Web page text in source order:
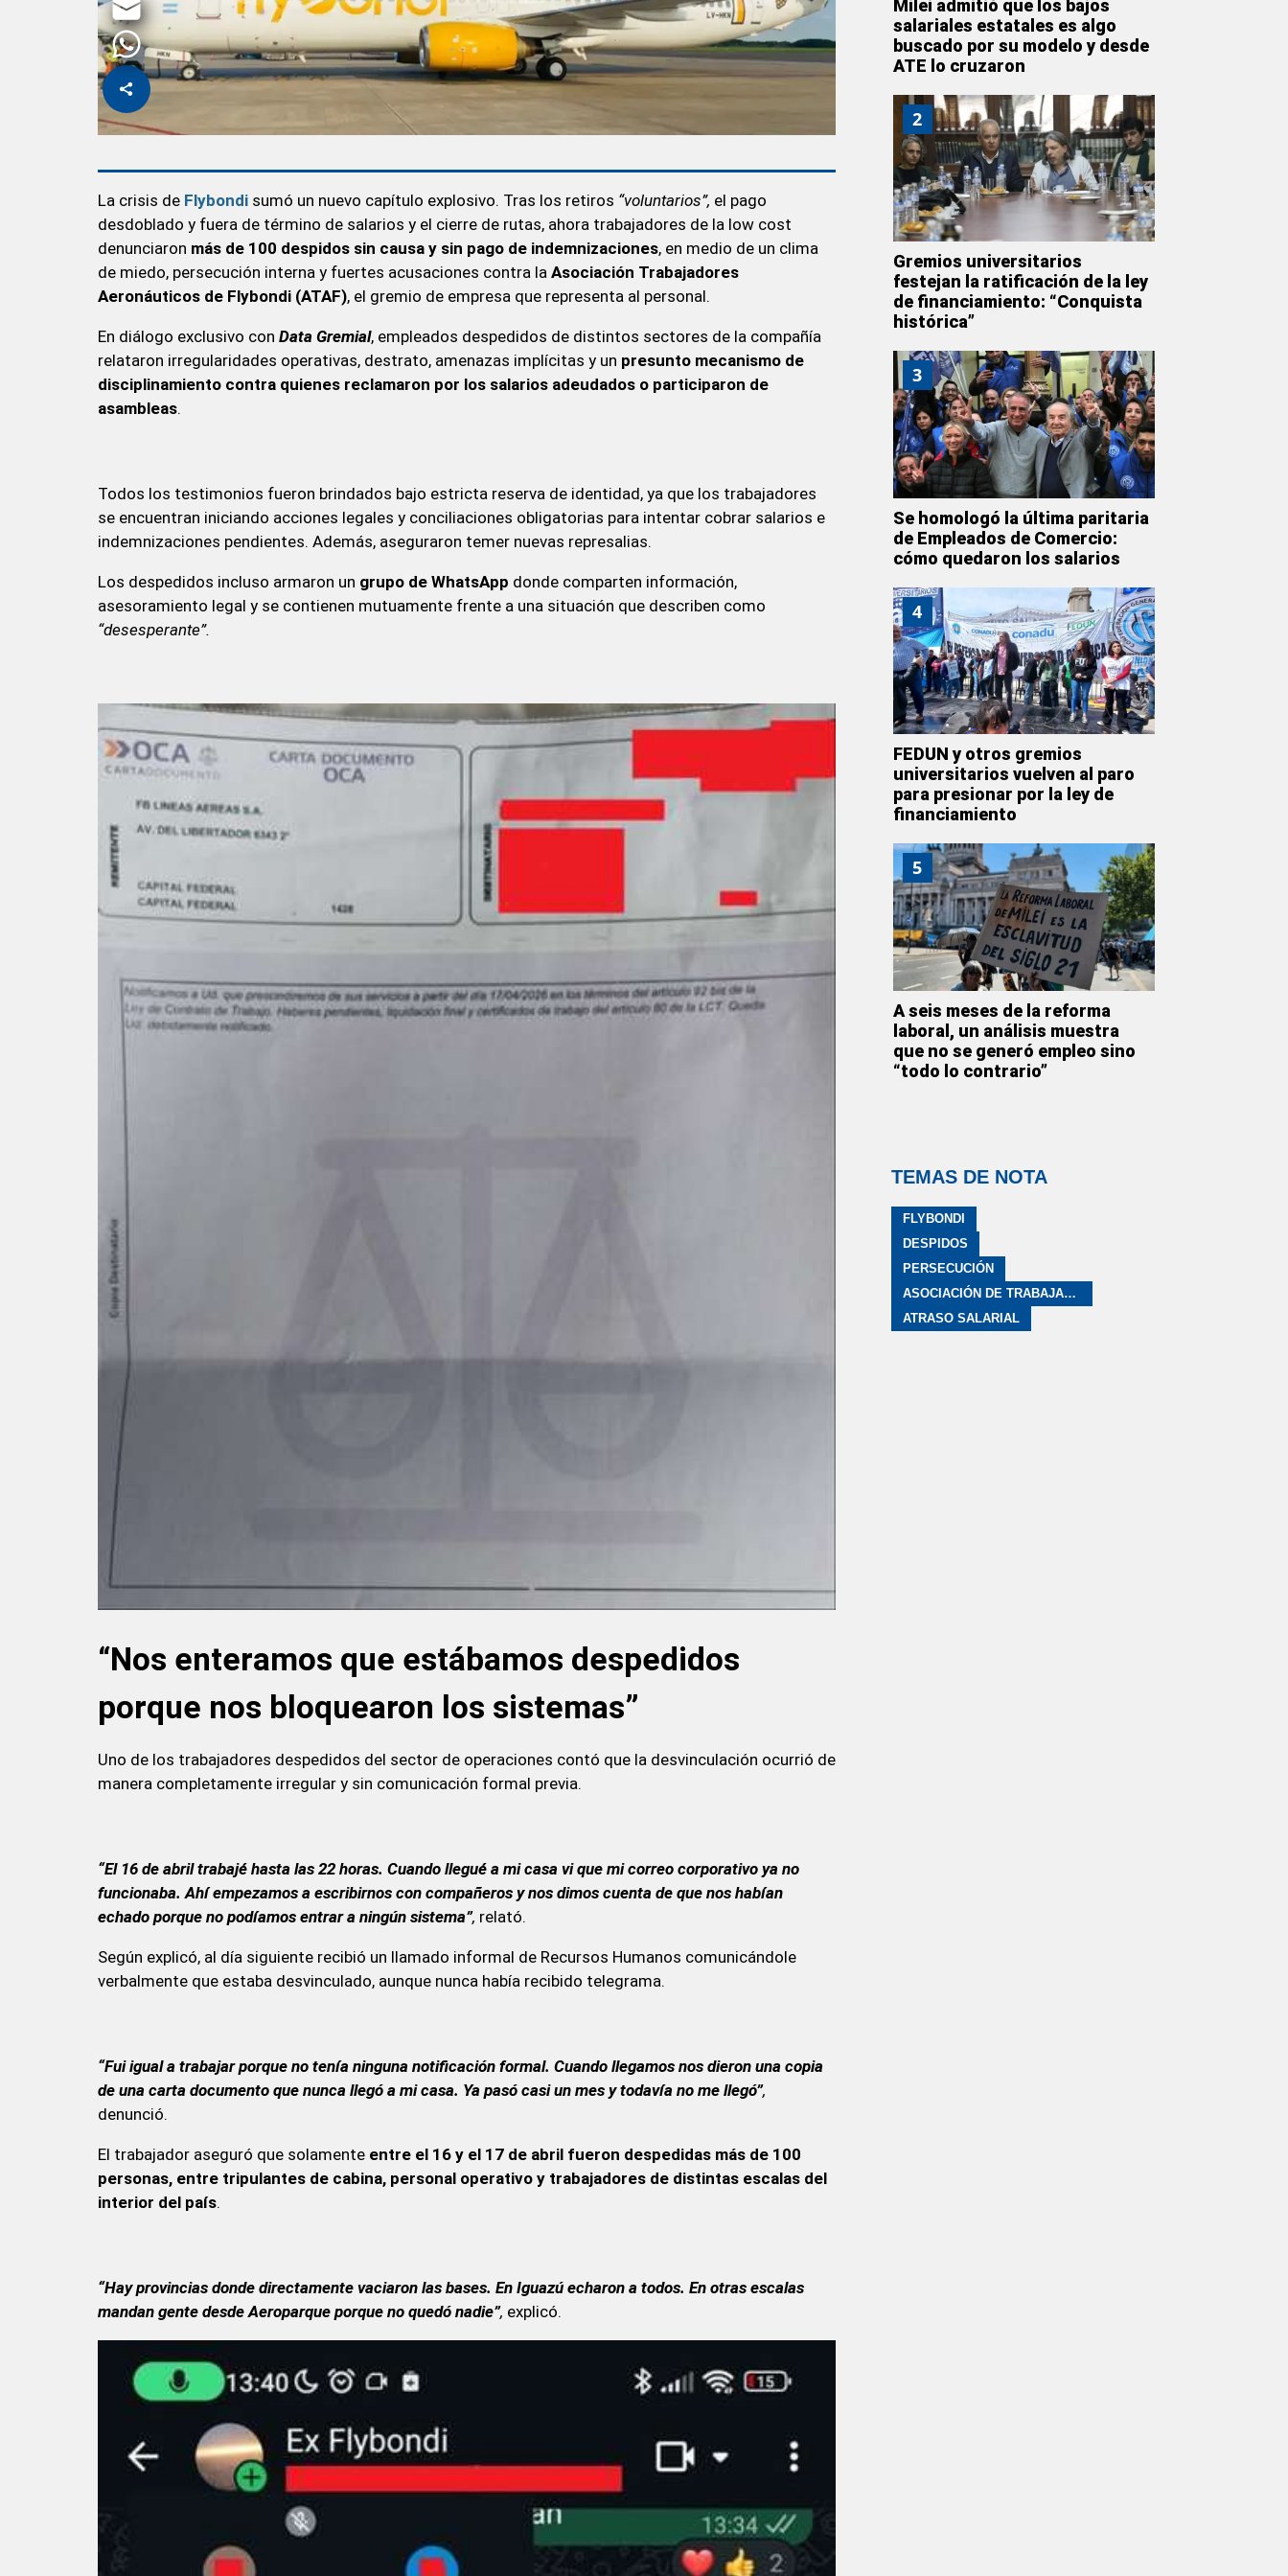
La crisis de Flybondi sumó un nuevo capítulo explosivo. Tras los retiros “voluntarios”, el pago
desdoblado y fuera de término de salarios y el cierre de rutas, ahora trabajadores de la low cost
denunciaron más de 100 despidos sin causa y sin pago de indemnizaciones, en medio de un clima
de miedo, persecución interna y fuertes acusaciones contra la Asociación Trabajadores
Aeronáuticos de Flybondi (ATAF), el gremio de empresa que representa al personal.
En diálogo exclusivo con Data Gremial, empleados despedidos de distintos sectores de la compañía
relataron irregularidades operativas, destrato, amenazas implícitas y un presunto mecanismo de
disciplinamiento contra quienes reclamaron por los salarios adeudados o participaron de
asambleas.
Todos los testimonios fueron brindados bajo estricta reserva de identidad, ya que los trabajadores
se encuentran iniciando acciones legales y conciliaciones obligatorias para intentar cobrar salarios e
indemnizaciones pendientes. Además, aseguraron temer nuevas represalias.
Los despedidos incluso armaron un grupo de WhatsApp donde comparten información,
asesoramiento legal y se contienen mutuamente frente a una situación que describen como
“desesperante”.
“Nos enteramos que estábamos despedidos
porque nos bloquearon los sistemas”
Uno de los trabajadores despedidos del sector de operaciones contó que la desvinculación ocurrió de
manera completamente irregular y sin comunicación formal previa.
“El 16 de abril trabajé hasta las 22 horas. Cuando llegué a mi casa vi que mi correo corporativo ya no
funcionaba. Ahí empezamos a escribirnos con compañeros y nos dimos cuenta de que nos habían
echado porque no podíamos entrar a ningún sistema”, relató.
Según explicó, al día siguiente recibió un llamado informal de Recursos Humanos comunicándole
verbalmente que estaba desvinculado, aunque nunca había recibido telegrama.
“Fui igual a trabajar porque no tenía ninguna notificación formal. Cuando llegamos nos dieron una copia
de una carta documento que nunca llegó a mi casa. Ya pasó casi un mes y todavía no me llegó”,
denunció.
El trabajador aseguró que solamente entre el 16 y el 17 de abril fueron despedidas más de 100
personas, entre tripulantes de cabina, personal operativo y trabajadores de distintas escalas del
interior del país.
“Hay provincias donde directamente vaciaron las bases. En Iguazú echaron a todos. En otras escalas
mandan gente desde Aeroparque porque no quedó nadie”, explicó.
Milei admitió que los bajos
salariales estatales es algo
buscado por su modelo y desde
ATE lo cruzaron
2
Gremios universitarios
festejan la ratificación de la ley
de financiamiento: “Conquista
histórica”
3
Se homologó la última paritaria
de Empleados de Comercio:
cómo quedaron los salarios
4
FEDUN y otros gremios
universitarios vuelven al paro
para presionar por la ley de
financiamiento
5
A seis meses de la reforma
laboral, un análisis muestra
que no se generó empleo sino
“todo lo contrario”
TEMAS DE NOTA
FLYBONDI
DESPIDOS
PERSECUCIÓN
ASOCIACIÓN DE TRABAJADORES DE FLYBONDI
ATRASO SALARIAL